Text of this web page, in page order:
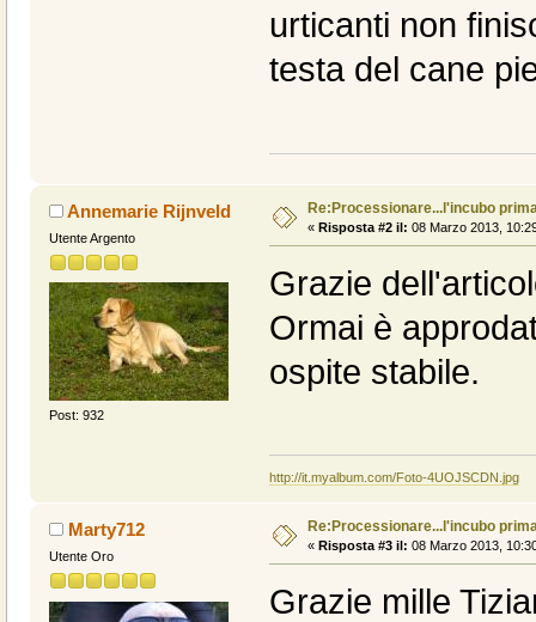
urticanti non
testa del cane
Annemarie Rijnveld
Utente Argento
Post: 932
Re:Processionare...l'incubo
« Risposta #2 il: 08 Marzo 2013,
Grazie
Ormai è
ospite stabile.
http://it.myalbum.com/Foto-4UOJSCDN.jpg
Marty712
Utente Oro
Re:Processionare...l'incubo
« Risposta #3 il: 08 Marzo 2013,
Grazie mille